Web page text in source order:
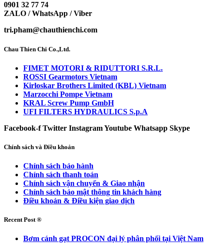
0901 32 77 74
ZALO / WhatsApp / Viber
tri.pham@chauthienchi.com
Chau Thien Chi Co.,Ltd.
FIMET MOTORI & RIDUTTORI S.R.L.
ROSSI Gearmotors Vietnam
Kirloskar Brothers Limited (KBL) Vietnam
Marzocchi Pompe Vietnam
KRAL Screw Pump GmbH
UFI FILTERS HYDRAULICS S.p.A
Facebook-f Twitter InstagramYoutube Whatsapp Skype
Chính sách và Điều khoản
Chính sách bảo hành
Chính sách thanh toán
Chính sách vận chuyển & Giao nhận
Chính sách bảo mật thông tin khách hàng
Điều khoản & Điều kiện giao dịch
Recent Post ®
Bơm cánh gạt PROCON đại lý phân phối tại Việt Nam